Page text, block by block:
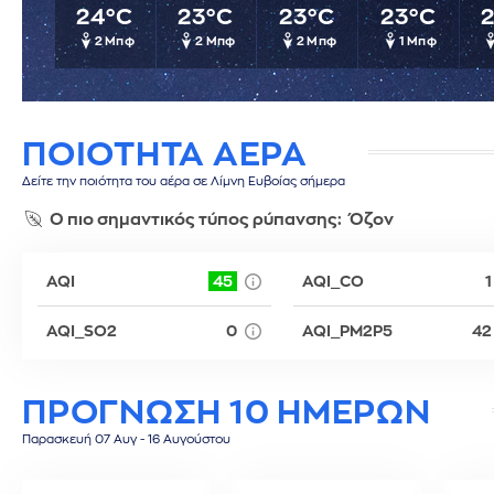
Σίφνος
Σύμη
Τήνος
Χάλκη
Τεγκουσιγκάλπα
Τζορτζτάουν
Ριάντ
Ρίγα
Σάνα
Σεούλ
Ταϊπέι
Ταναναρίβη
Τασκένδη
Τόκιο
24°C
2 Μπφ
23°C
2 Μπφ
23°C
2 Μπφ
23°C
1 Μπφ
ΠΟΙΟΤΗΤΑ ΑΕΡΑ
Δείτε την ποιότητα του αέρα σε Λίμνη Ευβοίας σήμερα
Ο πιο σημαντικός τύπος ρύπανσης: Όζον
AQI 45 AQI_CO 1
AQI_SO2 0 AQI_PM2P5 42
ΠΡΟΓΝΩΣΗ 10 ΗΜΕΡΩΝ
Παρασκευή 07 Αυγ - 16 Αυγούστου